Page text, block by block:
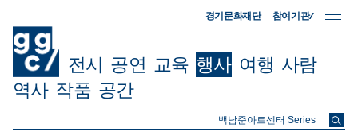
경기문화재단 참여기관/
전시 공연 교육 행사 여행 사람
역사 작품 공간
ggc/